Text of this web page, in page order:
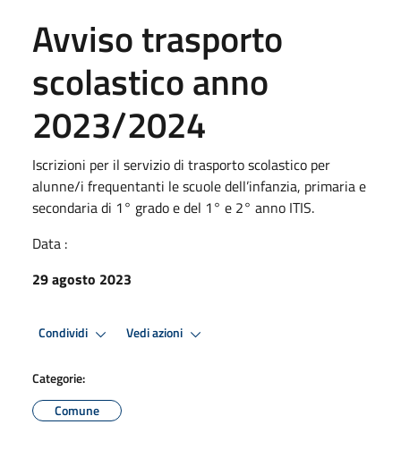
Avviso trasporto
scolastico anno
2023/2024
Iscrizioni per il servizio di trasporto scolastico per
alunne/i frequentanti le scuole dell’infanzia, primaria e
secondaria di 1° grado e del 1° e 2° anno ITIS.
Data :
29 agosto 2023
Condividi Vedi azioni
Categorie:
Comune